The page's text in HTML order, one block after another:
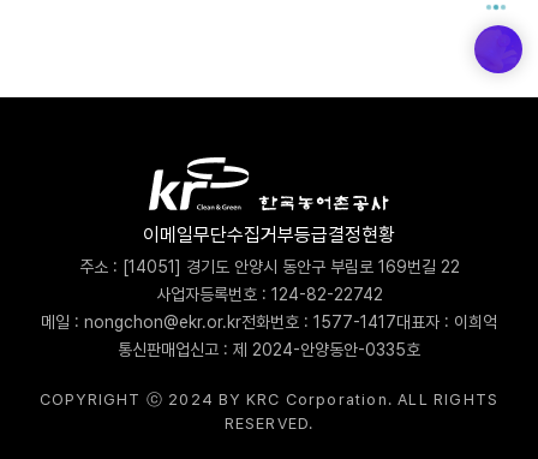
이메일무단수집거부등급결정현황
주소 : [14051] 경기도 안양시 동안구 부림로 169번길 22
사업자등록번호 : 124-82-22742
메일 : nongchon@ekr.or.kr전화번호 : 1577-1417대표자 : 이희억
통신판매업신고 : 제 2024-안양동안-0335호
COPYRIGHT ⓒ 2024 BY KRC Corporation. ALL RIGHTS
RESERVED.